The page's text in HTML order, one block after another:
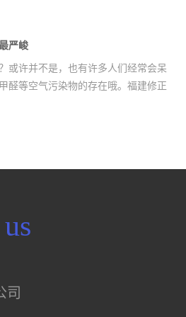
严峻
或许并不是，也有许多人们经常会呆
醛等空气污染物的存在哦。福建修正
司